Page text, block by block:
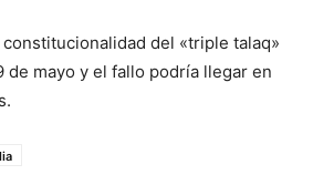
del «triple talaq»
de mayo y el fallo podría llegar en